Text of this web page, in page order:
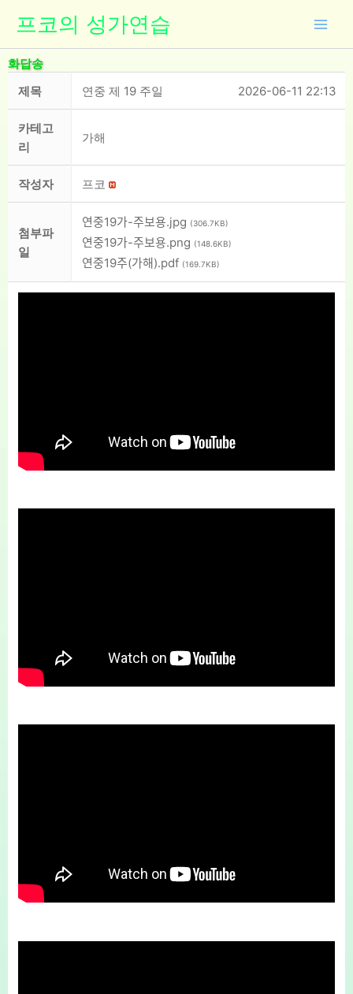
츠
로
프코의 성가연습
화답송
제목 연중 제 19 주일 2026-06-11 22:13
카테고
리
가해
작성자 프코
첨부파
일
연중19가-주보용.jpg (306.7KB)
연중19가-주보용.png (148.6KB)
연중19주(가해).pdf (169.7KB)